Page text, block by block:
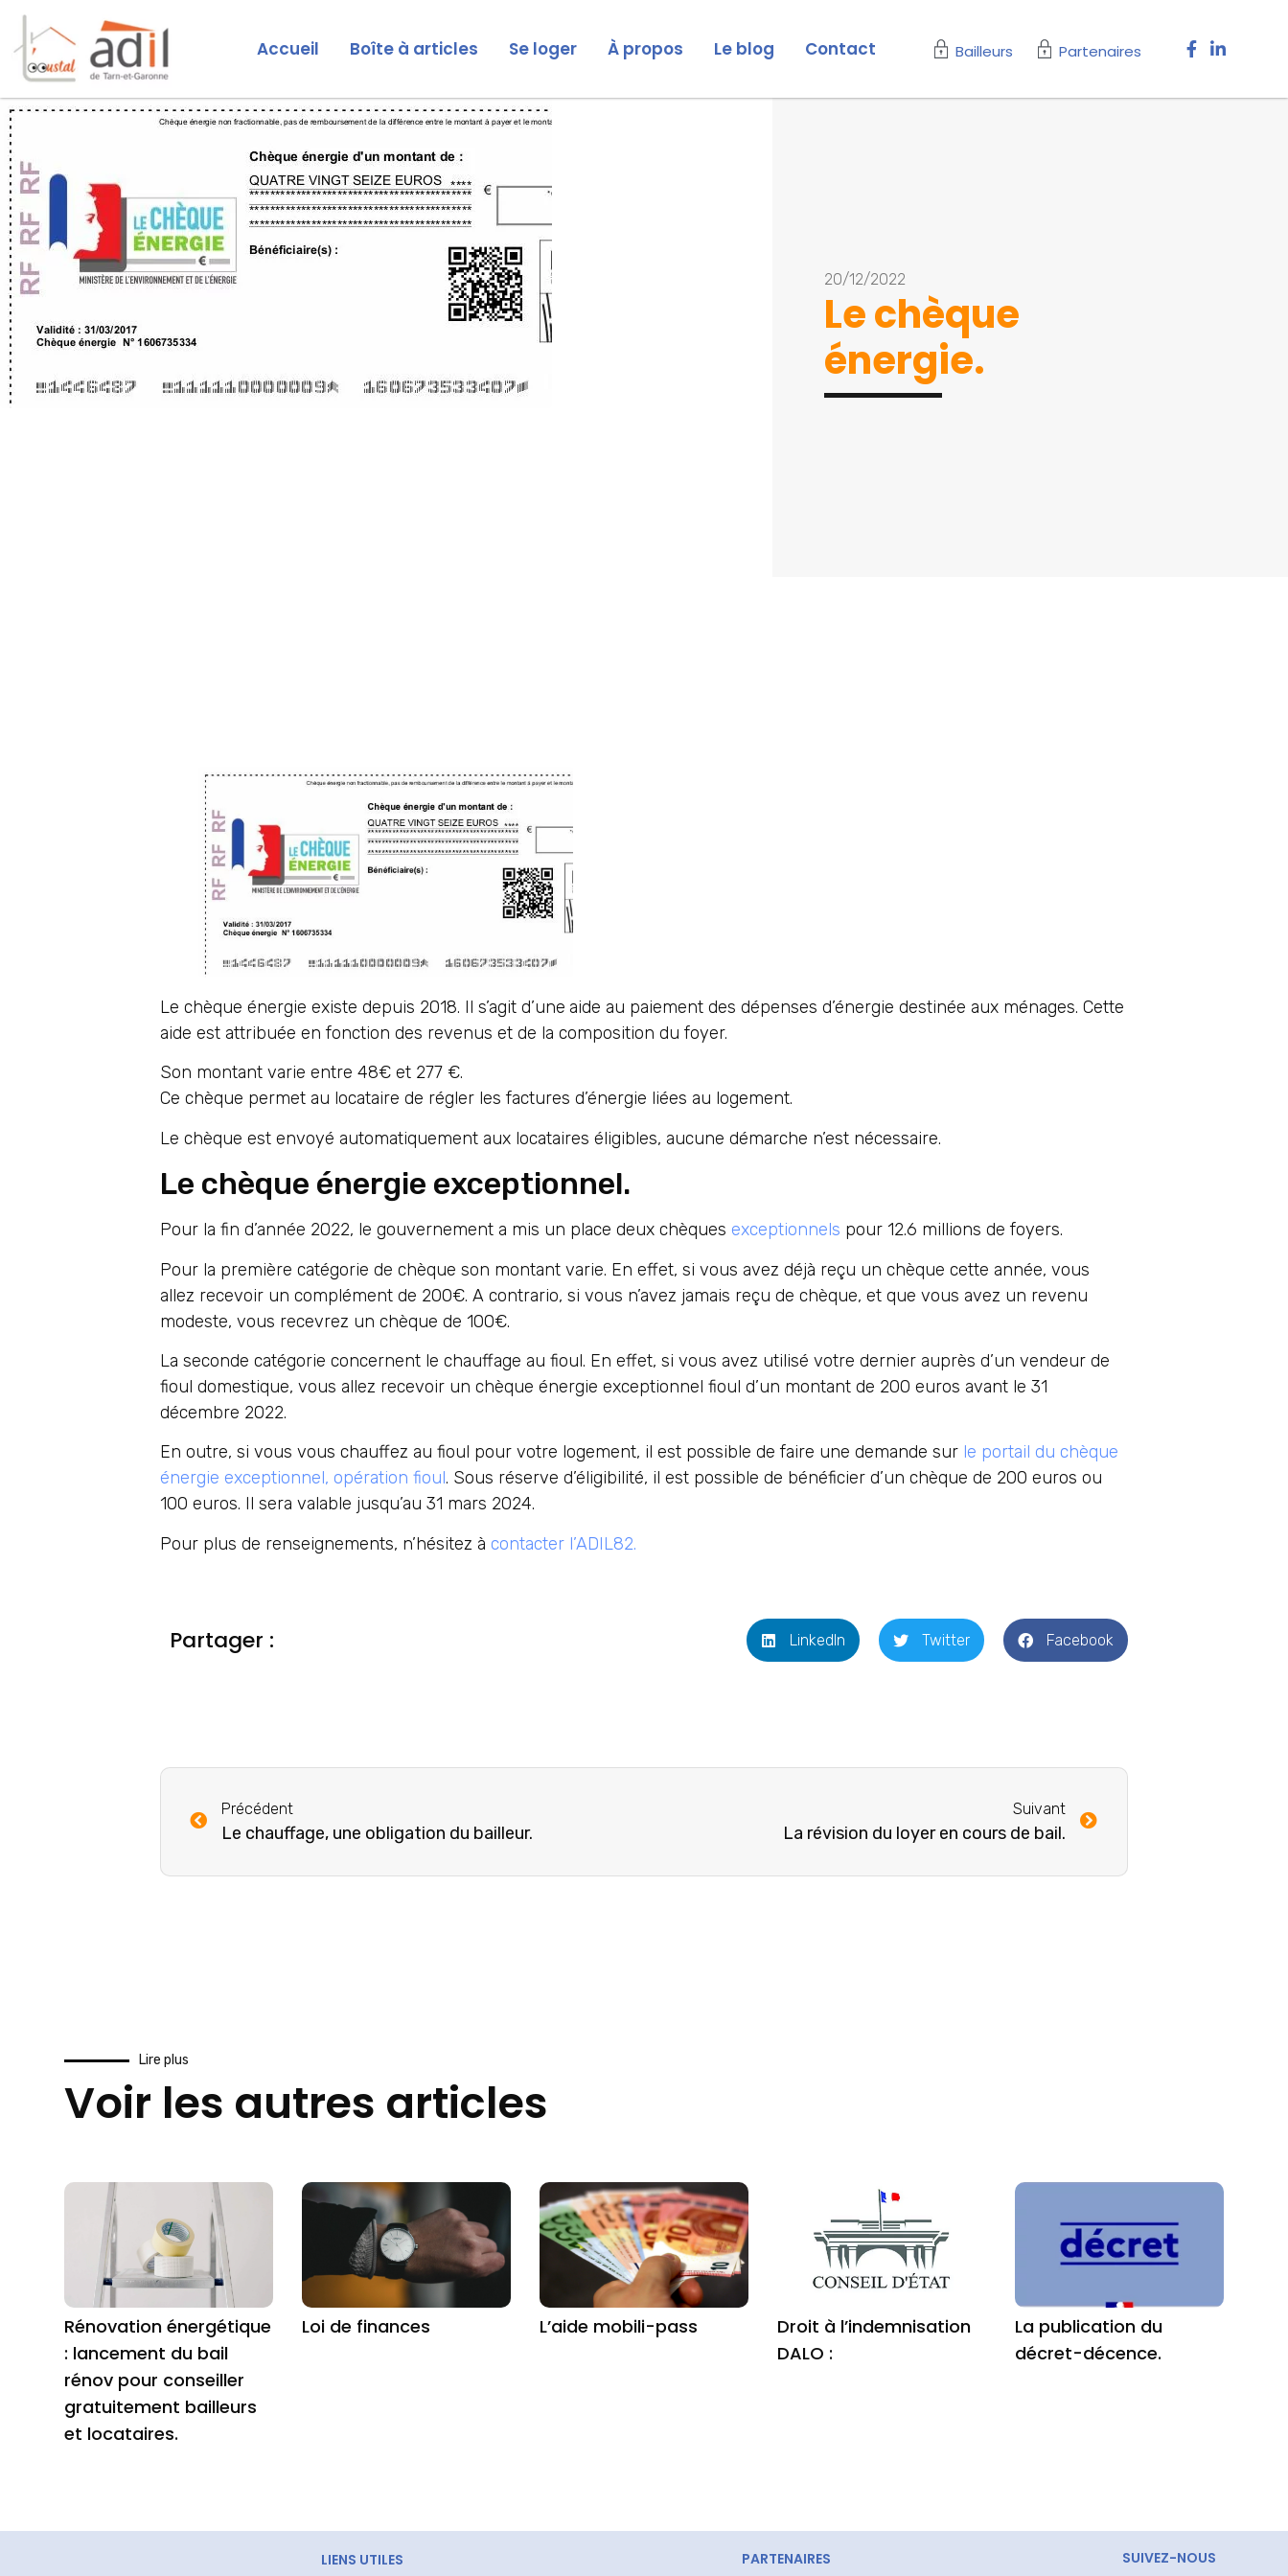
Accueil Boîte à articles Se loger À propos Le blog Contact Bailleurs Partenaires
20/12/2022
Le chèque
énergie.
Le chèque énergie existe depuis 2018. Il s’agit d’une aide au paiement des dépenses d’énergie destinée aux ménages. Cette
aide est attribuée en fonction des revenus et de la composition du foyer.
Son montant varie entre 48€ et 277 €.
Ce chèque permet au locataire de régler les factures d’énergie liées au logement.
Le chèque est envoyé automatiquement aux locataires éligibles, aucune démarche n’est nécessaire.
Le chèque énergie exceptionnel.
Pour la fin d’année 2022, le gouvernement a mis un place deux chèques exceptionnels pour 12.6 millions de foyers.
Pour la première catégorie de chèque son montant varie. En effet, si vous avez déjà reçu un chèque cette année, vous
allez recevoir un complément de 200€. A contrario, si vous n’avez jamais reçu de chèque, et que vous avez un revenu
modeste, vous recevrez un chèque de 100€.
La seconde catégorie concernent le chauffage au fioul. En effet, si vous avez utilisé votre dernier auprès d’un vendeur de
fioul domestique, vous allez recevoir un chèque énergie exceptionnel fioul d’un montant de 200 euros avant le 31
décembre 2022.
En outre, si vous vous chauffez au fioul pour votre logement, il est possible de faire une demande sur le portail du chèque
énergie exceptionnel, opération fioul. Sous réserve d’éligibilité, il est possible de bénéficier d’un chèque de 200 euros ou
100 euros. Il sera valable jusqu’au 31 mars 2024.
Pour plus de renseignements, n’hésitez à contacter l’ADIL82.
Partager : LinkedIn Twitter Facebook
Précédent
Le chauffage, une obligation du bailleur.
Suivant
La révision du loyer en cours de bail.
Lire plus
Voir les autres articles
Rénovation énergétique
: lancement du bail
rénov pour conseiller
gratuitement bailleurs
et locataires.
Loi de finances L’aide mobili-pass
Droit à l’indemnisation
DALO :
La publication du
décret-décence.
LIENS UTILES PARTENAIRES SUIVEZ-NOUS